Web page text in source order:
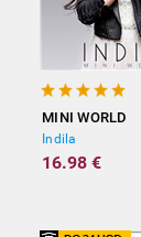
MINI WORLD
Indila
16.98 €